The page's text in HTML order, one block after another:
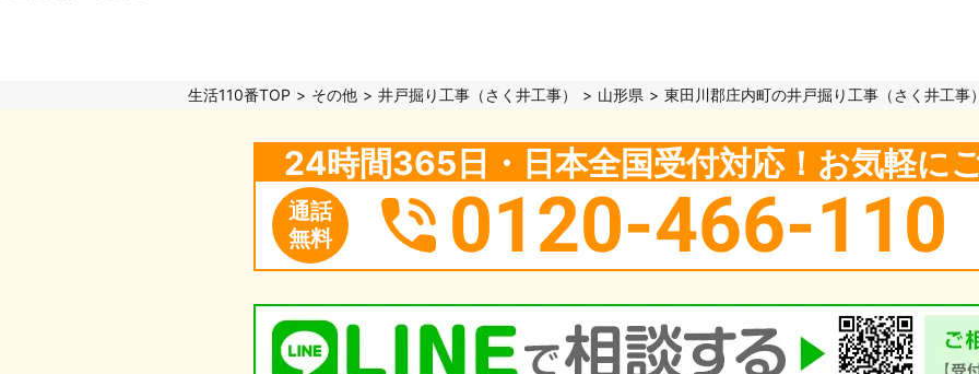
生活110番TOP その他 井戸掘り工事（さく井工事） 山形県 東田川郡庄内町の井戸掘り工事（さく井工事
24時間365日・日本全国受付対応！お気軽に
通話
無料
0120-466-110